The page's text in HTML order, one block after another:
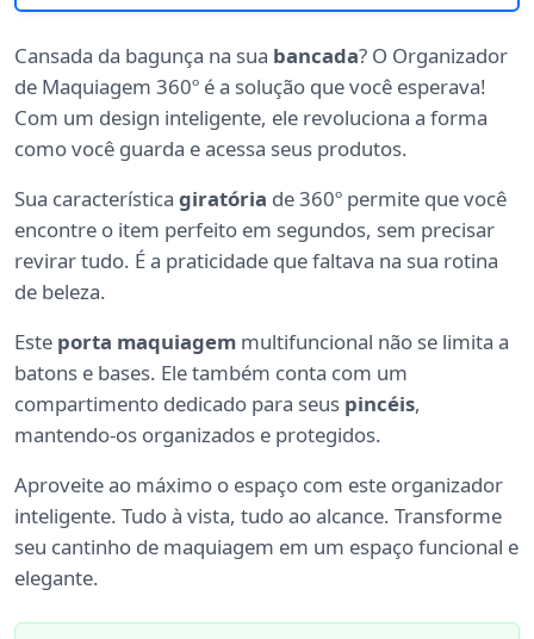
Cansada da bagunça na sua bancada? O Organizador
de Maquiagem 360º é a solução que você esperava!
Com um design inteligente, ele revoluciona a forma
como você guarda e acessa seus produtos.
Sua característica giratória de 360º permite que você
encontre o item perfeito em segundos, sem precisar
revirar tudo. É a praticidade que faltava na sua rotina
de beleza.
Este porta maquiagem multifuncional não se limita a
batons e bases. Ele também conta com um
compartimento dedicado para seus pincéis,
mantendo-os organizados e protegidos.
Aproveite ao máximo o espaço com este organizador
inteligente. Tudo à vista, tudo ao alcance. Transforme
seu cantinho de maquiagem em um espaço funcional e
elegante.